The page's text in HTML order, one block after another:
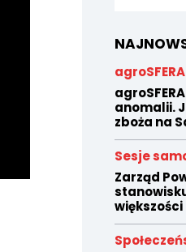
agroSFERA
anomalii.
zboża na
Sesje
Zarząd
większości